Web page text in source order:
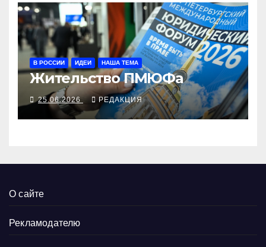
В РОССИИ ИДЕИ НАША ТЕМА
Жительство ПМЮФа
25.06.2026 РЕДАКЦИЯ
О сайте
Рекламодателю